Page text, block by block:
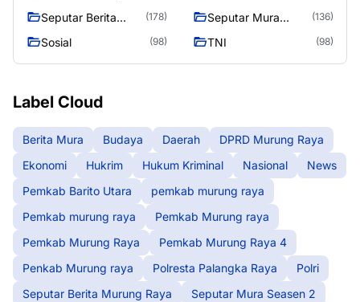
Seputar Berita
(178)
Seputar Mura
(136)
Sosial (98) TNI (98)
Label Cloud
Berita Mura Budaya Daerah
DPRD Murung Raya
Ekonomi
Hukrim Hukum Kriminal Nasional
News
Pemkab Barito Utara
pemkab murung raya
Pemkab murung raya
Pemkab Murung raya
Pemkab Murung Raya
Pemkab Murung Raya 4
Penkab Murung raya
Polresta Palangka Raya
Polri
Seputar Berita Murung Raya
Seputar Mura Seasen 2